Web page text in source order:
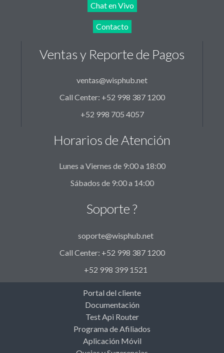
Chat en Vivo
Contacto
Ventas y Reporte de Pagos
ventas@wisphub.net
Call Center: +52 998 387 1200
+52 998 705 4057
Horarios de Atención
Lunes a Viernes de 9:00 a 18:00
Sábados de 9:00 a 14:00
Soporte ?
soporte@wisphub.net
Call Center: +52 998 387 1200
+52 998 399 1521
Portal del cliente
Documentación
Test Api Router
Programa de Afiliados
Aplicación Móvil